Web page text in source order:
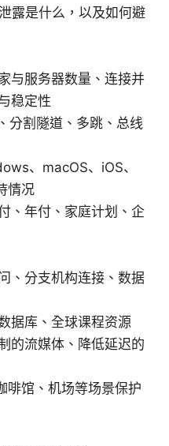
露是什么，以及如何避
与服务器数量、连接并
稳定性
分割隧道、多跳、总线
、macOS、iOS、
情况
、年付、家庭计划、企
、分支机构连接、数据
据库、全球课程资源
的流媒体、降低延迟的
啡馆、机场等场景保护